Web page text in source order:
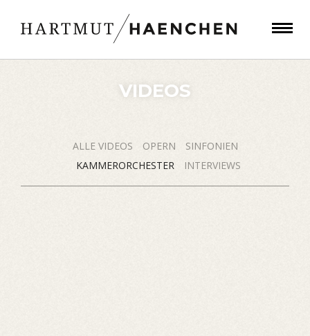
VIDEOS
ALLE VIDEOS OPERN
SINFONIEN
KAMMERORCHESTER
INTERVIEWS